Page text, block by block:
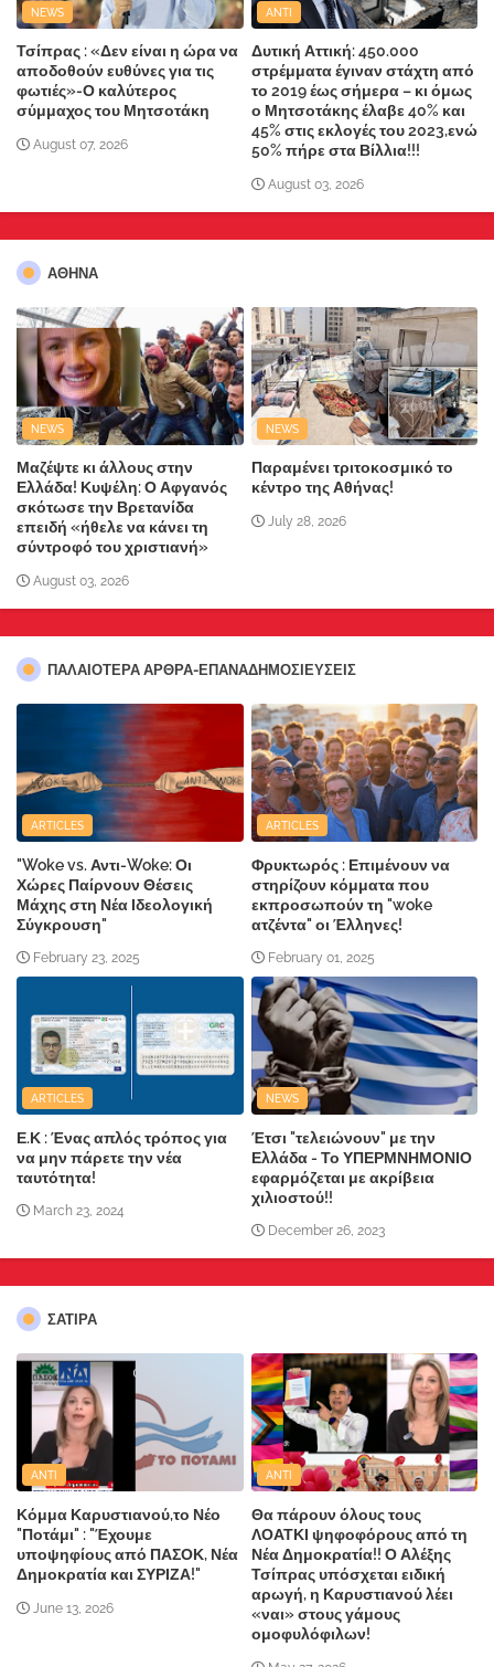
NEWS
Τσίπρας : «Δεν είναι η ώρα να
αποδοθούν ευθύνες για τις
φωτιές»-Ο καλύτερος
σύμμαχος του Μητσοτάκη
August 07, 2026
ANTI
Δυτική Αττική: 450.000
στρέμματα έγιναν στάχτη από
το 2019 έως σήμερα – κι όμως
ο Μητσοτάκης έλαβε 40% και
45% στις εκλογές του 2023,ενώ
50% πήρε στα Βίλλια!!!
August 03, 2026
ΑΘΗΝΑ
NEWS
Μαζέψτε κι άλλους στην
Ελλάδα! Κυψέλη: Ο Αφγανός
σκότωσε την Βρετανίδα
επειδή «ήθελε να κάνει τη
σύντροφό του χριστιανή»
August 03, 2026
NEWS
Παραμένει τριτοκοσμικό το
κέντρο της Αθήνας!
July 28, 2026
ΠΑΛΑΙΟΤΕΡΑ ΑΡΘΡΑ-ΕΠΑΝΑΔΗΜΟΣΙΕΥΣΕΙΣ
ARTICLES
"Woke vs. Αντι-Woke: Οι
Χώρες Παίρνουν Θέσεις
Μάχης στη Νέα Ιδεολογική
Σύγκρουση"
February 23, 2025
ARTICLES
Φρυκτωρός : Επιμένουν να
στηρίζουν κόμματα που
εκπροσωπούν τη "woke
ατζέντα" οι Έλληνες!
February 01, 2025
ARTICLES
Ε.Κ : Ένας απλός τρόπος για
να μην πάρετε την νέα
ταυτότητα!
March 23, 2024
NEWS
Έτσι "τελειώνουν" με την
Ελλάδα - Το ΥΠΕΡΜΝΗΜΟΝΙΟ
εφαρμόζεται με ακρίβεια
χιλιοστού!!
December 26, 2023
ΣΑΤΙΡΑ
ANTI
Κόμμα Καρυστιανού,το Νέο
"Ποτάμι" : "Έχουμε
υποψηφίους από ΠΑΣΟΚ, Νέα
Δημοκρατία και ΣΥΡΙΖΑ!"
June 13, 2026
ANTI
Θα πάρουν όλους τους
ΛΟΑΤΚΙ ψηφοφόρους από τη
Νέα Δημοκρατία!! Ο Αλέξης
Τσίπρας υπόσχεται ειδική
αρωγή, η Καρυστιανού λέει
«ναι» στους γάμους
ομοφυλόφιλων!